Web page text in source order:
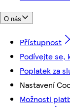
O nás
Přístupnost
Podívejte se,
Poplatek za
Nastavení
Možnosti